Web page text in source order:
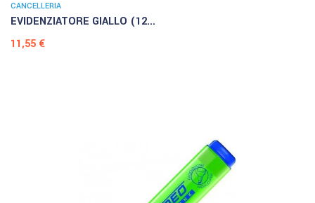
CANCELLERIA
EVIDENZIATORE GIALLO (12...
Prezzo
11,55 €